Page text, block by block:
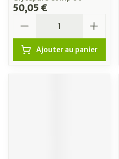
50,05 €
Ajouter au panier